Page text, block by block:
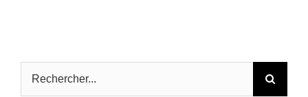
Rechercher: